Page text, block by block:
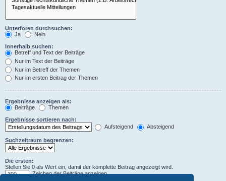
Unterforen durchsuchen:
Ja
Nein
Innerhalb suchen:
Betreff und Text der Beiträge
Nur im Text der Beiträge
Nur im Betreff der Themen
Nur im ersten Beitrag der Themen
Ergebnisse anzeigen als:
Beiträge
Themen
Ergebnisse sortieren nach:
Aufsteigend
Absteigend
Suchzeitraum begrenzen:
Die ersten:
Stellen Sie 0 als Wert ein, damit der komplette Beitrag angezeigt wird.
Zeichen der Beiträge anzeigen